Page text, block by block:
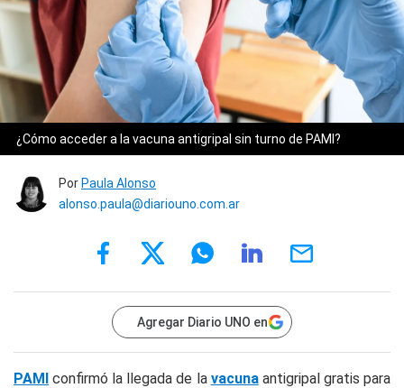
¿Cómo acceder a la vacuna antigripal sin turno de PAMI?
Por Paula Alonso
alonso.paula@diariouno.com.ar
Agregar Diario UNO en
PAMI confirmó la llegada de la vacunaantigripal gratis para